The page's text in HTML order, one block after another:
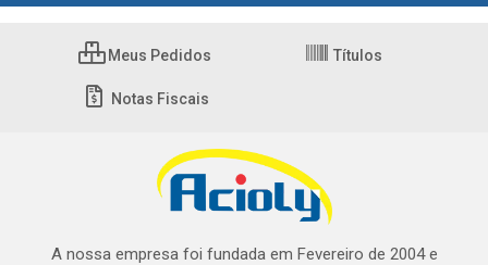
Meus Pedidos Títulos
Notas Fiscais
A nossa empresa foi fundada em Fevereiro de 2004 e